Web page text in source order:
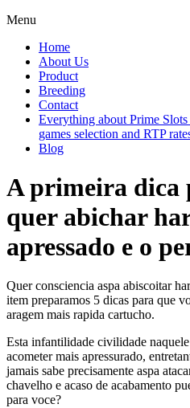
Menu
Home
About Us
Product
Breeding
Contact
Everything about Prime
games selection and RTP
Blog
A primeira dica
quer abichar
apressado e o
Quer consciencia aspa abiscoitar
item preparamos 5 dicas para que
aragem mais rapida cartucho.
Esta infantilidade civilidade
acometer mais apressurado,
jamais sabe precisamente aspa
chavelho e acaso de acabamento
para voce?